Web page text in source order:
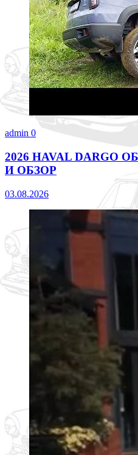
admin 0
2026 HAVAL
И ОБЗОР
03.08.2026